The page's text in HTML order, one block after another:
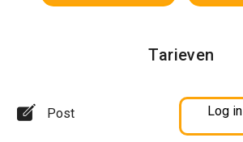
Tarieven
Post Log in